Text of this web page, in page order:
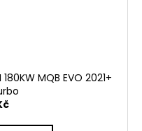
MQB EVO 2021+